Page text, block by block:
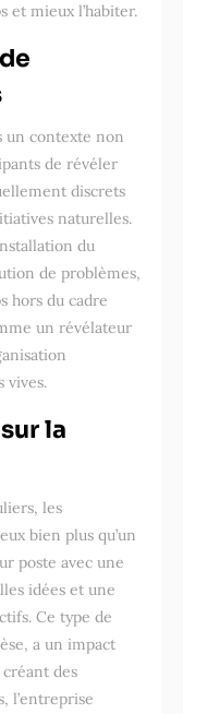
et mieux l’habiter.
un contexte non
de révéler
discrets
naturelles.
du
de problèmes,
hors du cadre
un révélateur
vives.
la
les
bien plus qu’un
poste avec une
idées et une
Ce type de
a un impact
des
l’entreprise